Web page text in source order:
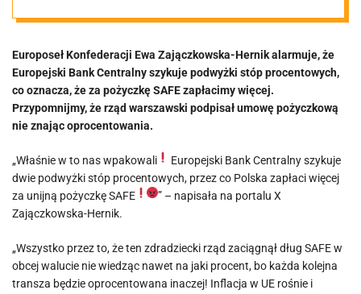
nas wpakowali!
Za coś takiego
musi być
Trybunał Stanu
Europoseł Konfederacji Ewa Zajączkowska-Hernik alarmuje, że
Europejski Bank Centralny szykuje podwyżki stóp procentowych,
co oznacza, że za pożyczkę SAFE zapłacimy więcej.
Przypomnijmy, że rząd warszawski podpisał umowę pożyczkową
nie znając oprocentowania.
„Właśnie w to nas wpakowali
Europejski Bank Centralny szykuje
dwie podwyżki stóp procentowych, przez co Polska zapłaci więcej
za unijną pożyczkę SAFE
” – napisała na portalu X
Zajączkowska-Hernik.
„Wszystko przez to, że ten zdradziecki rząd zaciągnął dług SAFE w
obcej walucie nie wiedząc nawet na jaki procent, bo każda kolejna
transza będzie oprocentowana inaczej! Inflacja w UE rośnie i